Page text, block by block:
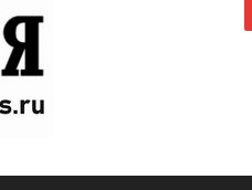
Газета
Выпускается с июля